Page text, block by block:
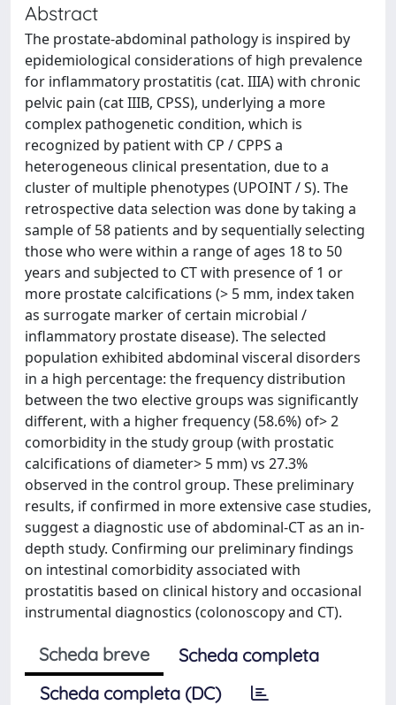
Abstract
The prostate-abdominal pathology is inspired by
epidemiological considerations of high prevalence
for inflammatory prostatitis (cat. IIIA) with chronic
pelvic pain (cat IIIB, CPSS), underlying a more
complex pathogenetic condition, which is
recognized by patient with CP / CPPS a
heterogeneous clinical presentation, due to a
cluster of multiple phenotypes (UPOINT / S). The
retrospective data selection was done by taking a
sample of 58 patients and by sequentially selecting
those who were within a range of ages 18 to 50
years and subjected to CT with presence of 1 or
more prostate calcifications (> 5 mm, index taken
as surrogate marker of certain microbial /
inflammatory prostate disease). The selected
population exhibited abdominal visceral disorders
in a high percentage: the frequency distribution
between the two elective groups was significantly
different, with a higher frequency (58.6%) of> 2
comorbidity in the study group (with prostatic
calcifications of diameter> 5 mm) vs 27.3%
observed in the control group. These preliminary
results, if confirmed in more extensive case studies,
suggest a diagnostic use of abdominal-CT as an in-
depth study. Confirming our preliminary findings
on intestinal comorbidity associated with
prostatitis based on clinical history and occasional
instrumental diagnostics (colonoscopy and CT).
Scheda breve
Scheda completa
Scheda completa (DC)